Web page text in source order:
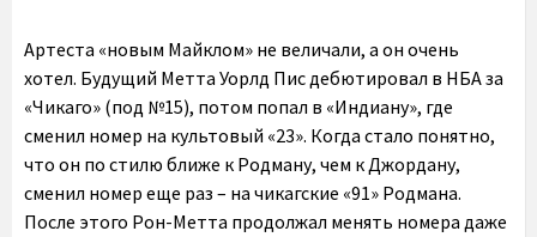
Артеста «новым Майклом» не величали, а он очень
хотел. Будущий Метта Уорлд Пис дебютировал в НБА за
«Чикаго» (под №15), потом попал в «Индиану», где
сменил номер на культовый «23». Когда стало понятно,
что он по стилю ближе к Родману, чем к Джордану,
сменил номер еще раз – на чикагские «91» Родмана.
После этого Рон-Метта продолжал менять номера даже